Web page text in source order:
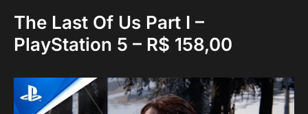
The Last Of Us Part I –
PlayStation 5 – R$ 158,00